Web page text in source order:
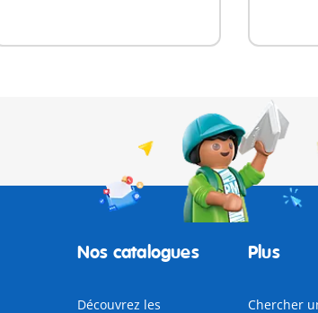
Nos catalogues
Découvrez les
Plus
Chercher